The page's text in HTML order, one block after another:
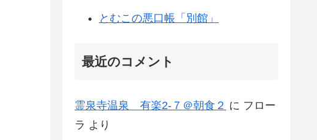
とむこの悪口帳「別館」
最近のコメント
霊泉寺温泉 有楽2-７＠朝食２ に フロー
ラ より